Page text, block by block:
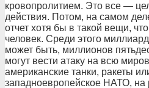
кровопролитием. Это все —
действия. Потом, на самом
отчет хотя бы в такой вещи,
человек. Среди этого
может быть, миллионов
могут вести атаку на всю
американские танки, ракеты
западноевропейское НАТО,